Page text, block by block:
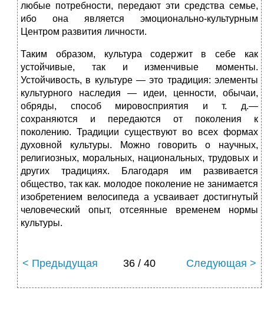
любые потребности, передают эти средства семье,
ибо она является эмоционально-культурным
Центром развития личности.
Таким образом, культура содержит в себе как
устойчивые, так и изменчивые моменты.
Устойчивость, в культуре — это традиция: элементы
культурного наследия — идеи, ценности, обычаи,
обряды, способ мировосприятия и т. д.—
сохраняются и передаются от поколения к
поколению. Традиции существуют во всех формах
духовной культуры. Можно говорить о научных,
религиозных, моральных, национальных, трудовых и
других традициях. Благодаря им развивается
общество, так как. мо­лодое поколение не занимается
изобретением велосипеда а усваивает достигнутый
человеческий опыт, отсеянные вре­менем нормы
культуры.
< Предыдущая 36 / 40 Следующая >